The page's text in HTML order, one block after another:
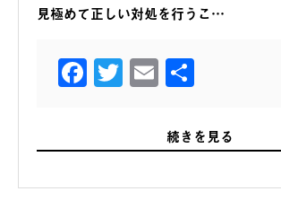
見極めて正しい対処を行うこ…
Facebook
Twitter
Email
続きを見る